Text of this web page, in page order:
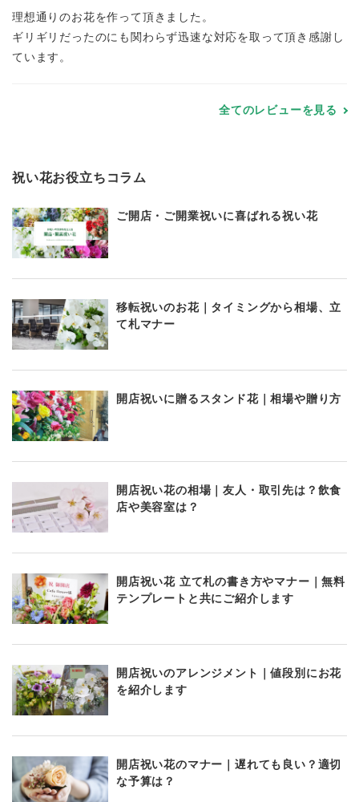
理想通りのお花を作って頂きました。
ギリギリだったのにも関わらず迅速な対応を取って頂き感謝し
ています。
全てのレビューを見る
祝い花お役立ちコラム
ご開店・ご開業祝いに喜ばれる祝い花
移転祝いのお花｜タイミングから相場、立
て札マナー
開店祝いに贈るスタンド花｜相場や贈り方
開店祝い花の相場｜友人・取引先は？飲食
店や美容室は？
開店祝い花 立て札の書き方やマナー｜無料
テンプレートと共にご紹介します
開店祝いのアレンジメント｜値段別にお花
を紹介します
開店祝い花のマナー｜遅れても良い？適切
な予算は？